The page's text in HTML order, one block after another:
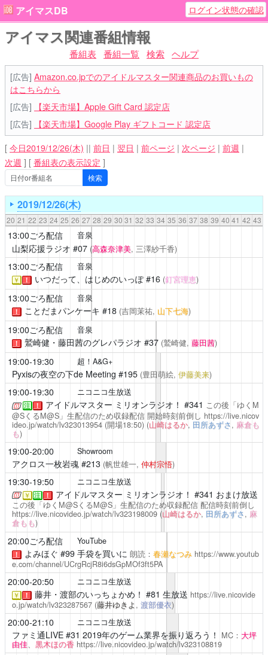
アイマスDB ログイン状態の確認
アイマス関連番組情報
番組表 番組一覧 検索 ヘルプ
[広告] Amazon.co.jpでのアイドルマスター関連商品のお買いもの
はこちらから
[広告]
【楽天市場】Apple Gift Card 認定店
[広告]
【楽天市場】Google Play ギフトコード 認定店
[ 今日2019/12/26(木) || 前日 | 翌日 | 前ページ | 次ページ | 前週 |
次週 ] [ 番組表の表示設定 ]
2019/12/26(木)
20 21 22 23 24 25 26 27 28 29 30 31 32 33 34 35 36 37 38 39 40 41 42 43
13:00ごろ配信 音泉
山梨応援ラジオ #07 (高森奈津美, 三澤紗千香)
13:00ごろ配信 音泉
￥ ！ いつだって、はじめのいっぽ#16 (釘宮理恵)
13:00ごろ配信 音泉
！ ことだまパンケーキ #18 (吉岡茉祐, 山下七海)
19:00ごろ配信 音泉
！ 鷲崎健・藤田茜のグレパラジオ #37 (鷲崎健, 藤田茜)
19:00-19:30 超！A&G+
Pyxisの夜空の下de Meeting #195 (豊田萌絵, 伊藤美来)
19:00-19:30 ニコニコ生放送
注 ！ アイドルマスター ミリオンラジオ！ #341 この後「ゆくM
@SくるM@S」生配信のため収録配信 開始時刻前倒し https://live.nicov
ideo.jp/watch/lv323013954(開場18:50) (山崎はるか, 田所あずさ, 麻倉も
も)
19:00-20:00 Showroom
アクロス一枚岩魂#213 (帆世雄一, 仲村宗悟)
19:30-19:50 ニコニコ生放送
￥ 注 ！ アイドルマスター ミリオンラジオ！ #341 おまけ放送
この後「ゆくM@SくるM@S」生配信のため収録配信 配信時刻前倒し
https://live.nicovideo.jp/watch/lv323198009 (山崎はるか, 田所あずさ, 麻
倉もも)
20:00ごろ配信 YouTube
！ よみほぐ #99 手袋を買いに 朗読： 春瀬なつみ https://www.youtub
e.com/channel/UCrgRcjR8i6dsGpMOf3ft5PA
20:00-20:50 ニコニコ生放送
￥ ！ 藤井・渡部のいっちょかめ！ #81 生放送 https://live.nicovide
o.jp/watch/lv323287567 (藤井ゆきよ , 渡部優衣)
20:00-21:10 ニコニコ生放送
ファミ通LIVE#31 2019年のゲーム業界を振り返ろう！ MC： 大坪
由佳、 黒木ほの香 https://live.nicovideo.jp/watch/lv323108819